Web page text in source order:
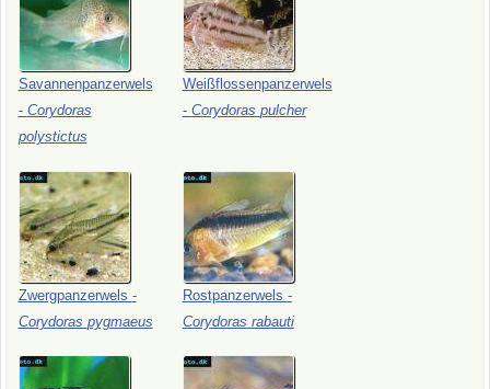
Savannenpanzerwels
- Corydoras
polystictus
Weißflossenpanzerwels
- Corydoras pulcher
Zwergpanzerwels -
Corydoras pygmaeus
Rostpanzerwels -
Corydoras rabauti